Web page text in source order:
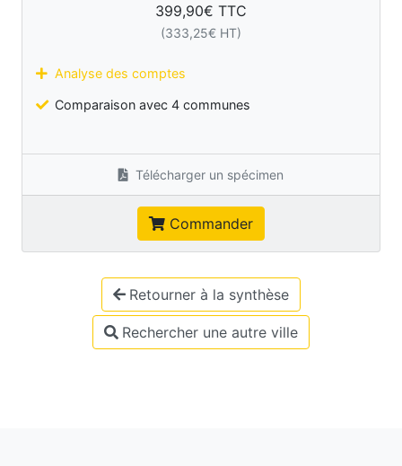
399,90€ TTC
(333,25€ HT)
Analyse des comptes
Comparaison avec 4 communes
Télécharger un spécimen
Commander
Retourner à la synthèse
Rechercher une autre ville